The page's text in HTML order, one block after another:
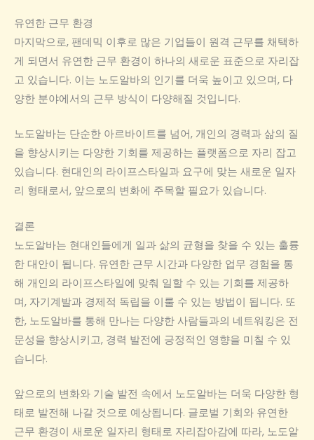
유연한 근무 환경
마지막으로, 팬데믹 이후로 많은 기업들이 원격 근무를 채택하
게 되면서 유연한 근무 환경이 하나의 새로운 표준으로 자리잡
고 있습니다. 이는 노도알바의 인기를 더욱 높이고 있으며, 다
양한 분야에서의 근무 방식이 다양해질 것입니다.
노도알바는 단순한 아르바이트를 넘어, 개인의 경력과 삶의 질
을 향상시키는 다양한 기회를 제공하는 플랫폼으로 자리 잡고
있습니다. 현대인의 라이프스타일과 요구에 맞는 새로운 일자
리 형태로서, 앞으로의 변화에 주목할 필요가 있습니다.
결론
노도알바는 현대인들에게 일과 삶의 균형을 찾을 수 있는 훌륭
한 대안이 됩니다. 유연한 근무 시간과 다양한 업무 경험을 통
해 개인의 라이프스타일에 맞춰 일할 수 있는 기회를 제공하
며, 자기계발과 경제적 독립을 이룰 수 있는 방법이 됩니다. 또
한, 노도알바를 통해 만나는 다양한 사람들과의 네트워킹은 전
문성을 향상시키고, 경력 발전에 긍정적인 영향을 미칠 수 있
습니다.
앞으로의 변화와 기술 발전 속에서 노도알바는 더욱 다양한 형
태로 발전해 나갈 것으로 예상됩니다. 글로벌 기회와 유연한
근무 환경이 새로운 일자리 형태로 자리잡아감에 따라, 노도알